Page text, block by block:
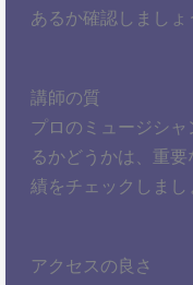
あるか確認しましょ
講師の質
プロのミュージシ
るかどうかは、重
績をチェックしまし
アクセスの良さ